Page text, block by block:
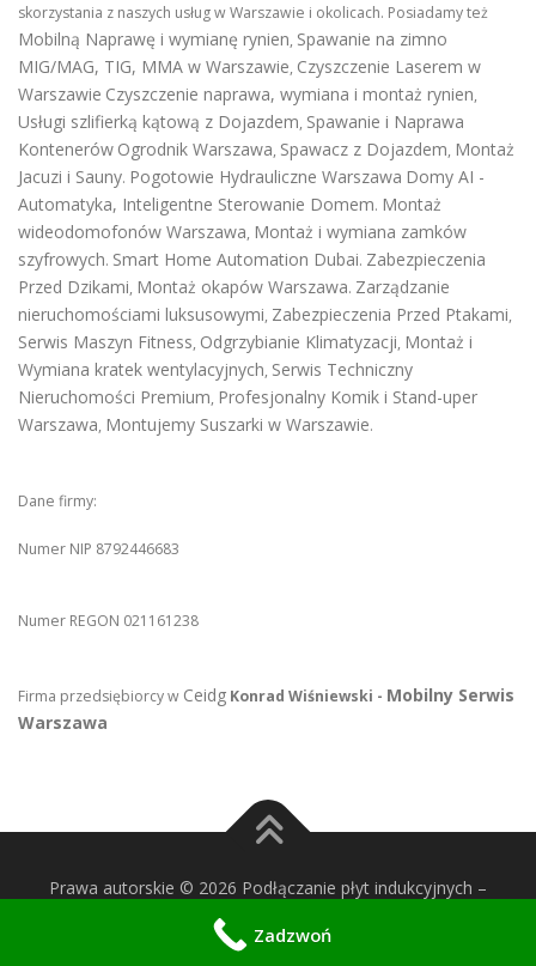
skorzystania z naszych usług w Warszawie i okolicach. Posiadamy też
Mobilną Naprawę i wymianę rynien, Spawanie na zimno
MIG/MAG, TIG, MMA w Warszawie, Czyszczenie Laserem w
Warszawie Czyszczenie naprawa, wymiana i montaż rynien,
Usługi szlifierką kątową z Dojazdem, Spawanie i Naprawa
Kontenerów Ogrodnik Warszawa, Spawacz z Dojazdem, Montaż
Jacuzi i Sauny. Pogotowie Hydrauliczne Warszawa Domy AI -
Automatyka, Inteligentne Sterowanie Domem. Montaż
wideodomofonów Warszawa, Montaż i wymiana zamków
szyfrowych. Smart Home Automation Dubai. Zabezpieczenia
Przed Dzikami, Montaż okapów Warszawa. Zarządzanie
nieruchomościami luksusowymi, Zabezpieczenia Przed Ptakami,
Serwis Maszyn Fitness, Odgrzybianie Klimatyzacji, Montaż i
Wymiana kratek wentylacyjnych, Serwis Techniczny
Nieruchomości Premium, Profesjonalny Komik i Stand-uper
Warszawa, Montujemy Suszarki w Warszawie.
Dane firmy:
Numer NIP 8792446683
Numer REGON 021161238
Firma przedsiębiorcy w Ceidg Konrad Wiśniewski - Mobilny Serwis
Warszawa
Prawa autorskie © 2026 Podłączanie płyt indukcyjnych –
motyw wg FameThemes
Zadzwoń